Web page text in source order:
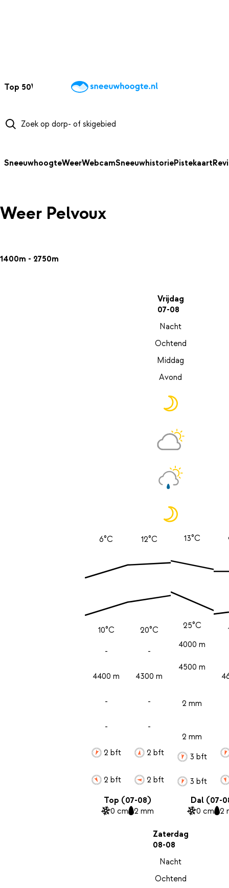
Top 50Webcams WintersportweerKaarten
SneeuwhoogteWeerWebcamSneeuwhistoriePistekaart
Weer Pelvoux
1400m - 2750m
Vrijdag
07-08
Nacht
Ochtend
Middag
Avond
6°C
10°C
-
4400 m
-
-
2 bft
2 bft
12°C
20°C
-
4300 m
-
-
2 bft
2 bft
13°C
25°C
4000 m
4500 m
2 mm
2 mm
3 bft
3 bft
Top (07-08)
0 cm 2 mm
Dal (07-
0 cm 2
Zaterdag
08-08
Nacht
Ochtend